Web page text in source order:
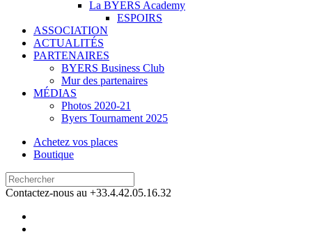
La BYERS Academy
ESPOIRS
ASSOCIATION
ACTUALITÉS
PARTENAIRES
BYERS Business Club
Mur des partenaires
MÉDIAS
Photos 2020-21
Byers Tournament 2025
Achetez vos places
Boutique
Contactez-nous au +33.4.42.05.16.32